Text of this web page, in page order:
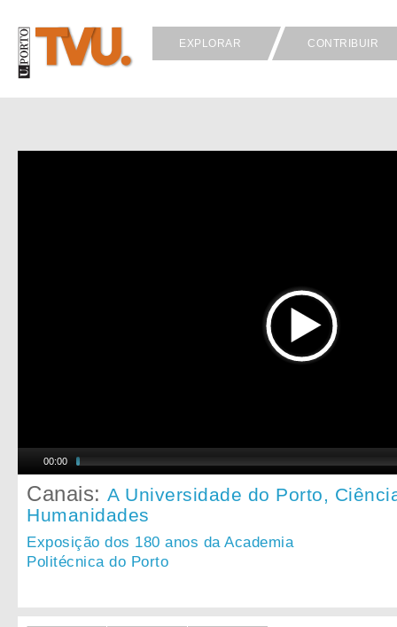
EXPLORAR CONTRIBUIR
00:00
Canais: A Universidade do Porto,
Humanidades
Exposição dos 180 anos da Academia
Politécnica do Porto